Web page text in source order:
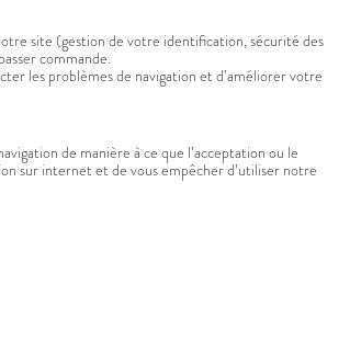
site (gestion de votre identification, sécurité des
commande.
les problèmes de navigation et d’améliorer votre
de manière à ce que l’acceptation ou le
sur internet et de vous empêcher d’utiliser notre